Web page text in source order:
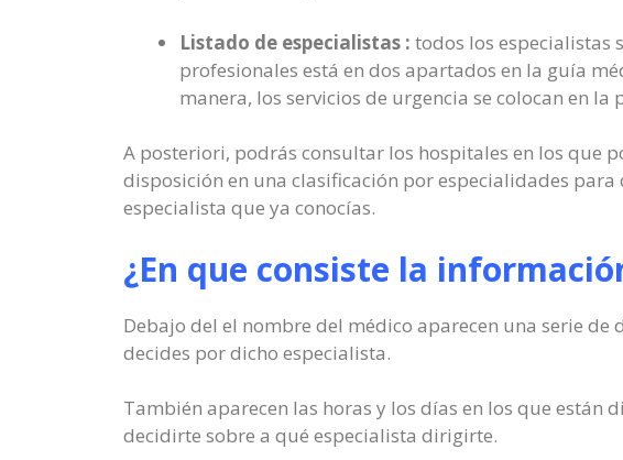
Listado de especialistas : todos los especialistas
profesionales está en dos apartados en la guía
manera, los servicios de urgencia se colocan en la
A posteriori, podrás consultar los hospitales en los que
disposición en una clasificación por especialidades
especialista que ya conocías.
¿En que consiste la
Debajo del el nombre del médico aparecen una serie
decides por dicho especialista.
También aparecen las horas y los días en los que están
decidirte sobre a qué especialista dirigirte.